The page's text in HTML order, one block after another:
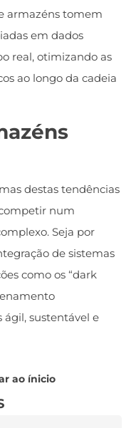
armazéns tomem
em dados
real, otimizando as
ao longo da cadeia
destas tendências
num
Seja por
de sistemas
como os “dark
sustentável e
ao ínicio